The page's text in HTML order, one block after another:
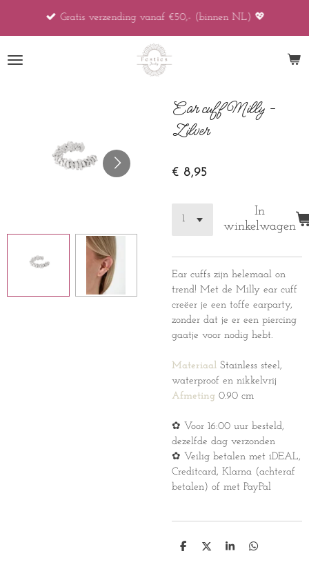
de
Gratis verzending vanaf €50,- (binnen NL) 💖
Ear cuff Milly -
Zilver
€ 8,95
In
winkelwagen
Ear cuffs zijn helemaal on
trend! Met de Milly ear cuff
creëer je een toffe earparty,
zonder dat je er een piercing
gaatje voor nodig hebt.
Materiaal Stainless steel,
waterproof en nikkelvrij
Afmeting 0.90 cm
✿ Voor 16:00 uur besteld,
dezelfde dag verzonden
✿ Veilig betalen met iDEAL,
Creditcard, Klarna (achteraf
betalen) of met PayPal
D
D
S
D